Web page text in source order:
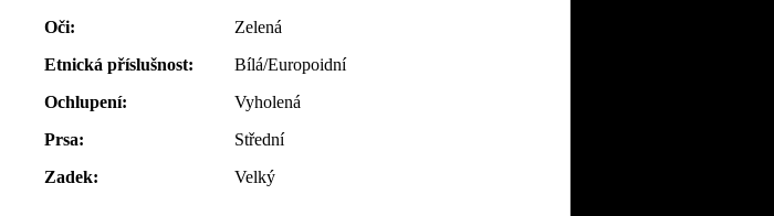
Oči:
Zelená
Etnická příslušnost:
Bílá/Europoidní
Ochlupení:
Vyholená
Prsa:
Střední
Zadek:
Velký